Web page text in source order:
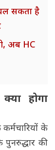
सकता है
अब HC
होगा
के
की